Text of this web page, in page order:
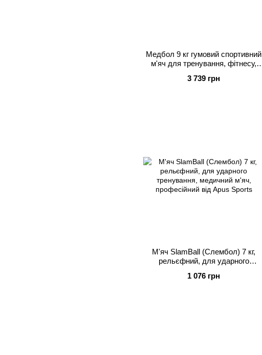
Медбол 9 кг гумовий спортивний
м'яч для тренування, фітнесу,
Apus Sports
3 739 грн
М'яч SlamBall (Слембол) 7 кг,
рельєфний, для ударного
професійний від Apus Sports
1 076 грн